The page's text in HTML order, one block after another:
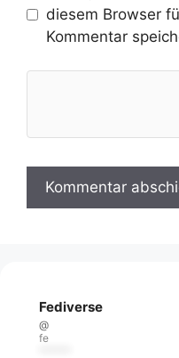
diesem Browser
Kommentar
Fediverse
@
fe